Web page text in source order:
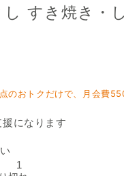
すき焼き・
のおトクだけで、月会費
になります
ぶ用」の数量を減らす